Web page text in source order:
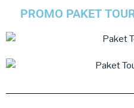
PROMO PAKET